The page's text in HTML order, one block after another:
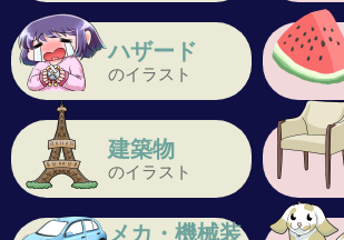
ハザード
のイラスト
建築物
のイラスト
メカ・機械装